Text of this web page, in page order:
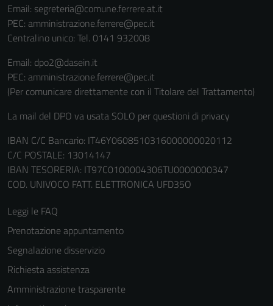
Email: segreteria@comune.ferrere.at.it
PEC: amministrazione.ferrere@pec.it
Centralino unico: Tel. 0141 932008
Email: dpo2@dasein.it
PEC: amministrazione.ferrere@pec.it
(Per comunicare direttamente con il Titolare del Trattamento)
La mail del DPO va usata SOLO per questioni di privacy
IBAN C/C Bancario: IT46Y0608510316000000020112
C/C POSTALE: 13014147
IBAN TESORERIA: IT97C0100004306TU0000000347
COD. UNIVOCO FATT. ELETTRONICA UFD35O
Leggi le FAQ
Prenotazione appuntamento
Segnalazione disservizio
Richiesta assistenza
Amministrazione trasparente